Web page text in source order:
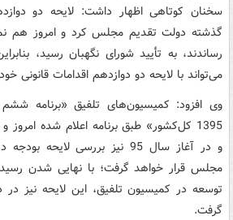
گذشته دولت تقدیم مجلس کرد و امروز هم
می‌تواند با لایحه دو دوازدهم اقدامات قانونی
وی افزود: کمیسیون‌های تلفیق «برنامه
1395 کل‌کشور» طبق برنامه اعلام شده
و در آغاز سال 95 نیز بررسی
مجلس قرار خواهد گرفت؛ با نهایی شدن
توسعه در کمیسیون تلفیق، این لایحه نیز در
گرفت.